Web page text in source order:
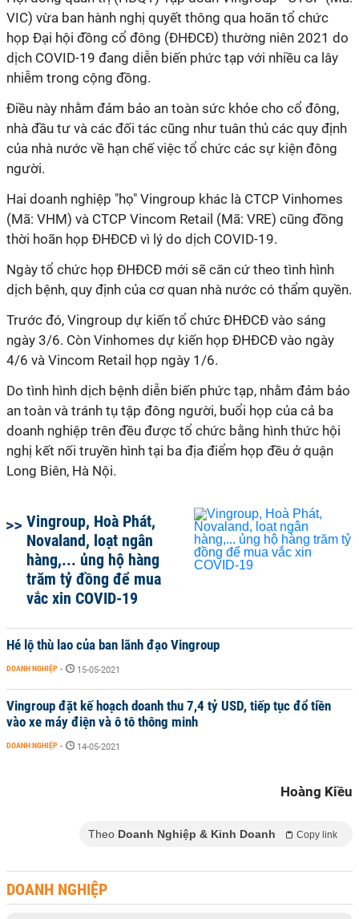
VIC) vừa ban hành nghị quyết thông qua hoãn tổ chức
họp Đại hội đồng cổ đông (ĐHĐCĐ) thường niên 2021 do
dịch COVID-19 đang diễn biến phức tạp với nhiều ca lây
nhiễm trong cộng đồng.
Điều này nhằm đảm bảo an toàn sức khỏe cho cổ đông,
nhà đầu tư và các đối tác cũng như tuân thủ các quy định
của nhà nước về hạn chế việc tổ chức các sự kiện đông
người.
Hai doanh nghiệp "họ" Vingroup khác là CTCP Vinhomes
(Mã: VHM) và CTCP Vincom Retail (Mã: VRE) cũng đồng
thời hoãn họp ĐHĐCĐ vì lý do dịch COVID-19.
Ngày tổ chức họp ĐHĐCĐ mới sẽ căn cứ theo tình hình
dịch bệnh, quy định của cơ quan nhà nước có thẩm quyền.
Trước đó, Vingroup dự kiến tổ chức ĐHĐCĐ vào sáng
ngày 3/6. Còn Vinhomes dự kiến họp ĐHĐCĐ vào ngày
4/6 và Vincom Retail họp ngày 1/6.
Do tình hình dịch bệnh diễn biến phức tạp, nhằm đảm bảo
an toàn và tránh tụ tập đông người, buổi họp của cả ba
doanh nghiệp trên đều được tổ chức bằng hình thức hội
nghị kết nối truyền hình tại ba địa điểm họp đều ở quận
Long Biên, Hà Nội.
Vingroup, Hoà Phát,
Novaland, loạt ngân
hàng,... ủng hộ hàng
trăm tỷ đồng để mua
vắc xin COVID-19
Hé lộ thù lao của ban lãnh đạo Vingroup
DOANH NGHIỆP - 15-05-2021
Vingroup đặt kế hoạch doanh thu 7,4 tỷ USD, tiếp tục đổ tiền
vào xe máy điện và ô tô thông minh
DOANH NGHIỆP - 14-05-2021
Hoàng Kiều
Theo Doanh Nghiệp & Kinh Doanh Copy link
DOANH NGHIỆP